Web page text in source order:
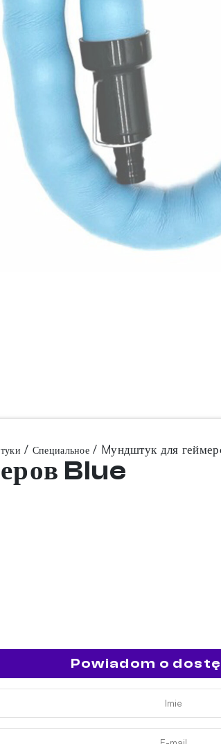
/ Специальное / Mундштук для
Blue
Powiadom o